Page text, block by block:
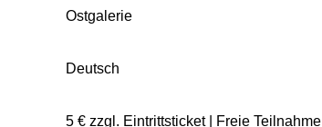
Ostgalerie
Deutsch
5 € zzgl. Eintrittsticket | Freie Teilnahme